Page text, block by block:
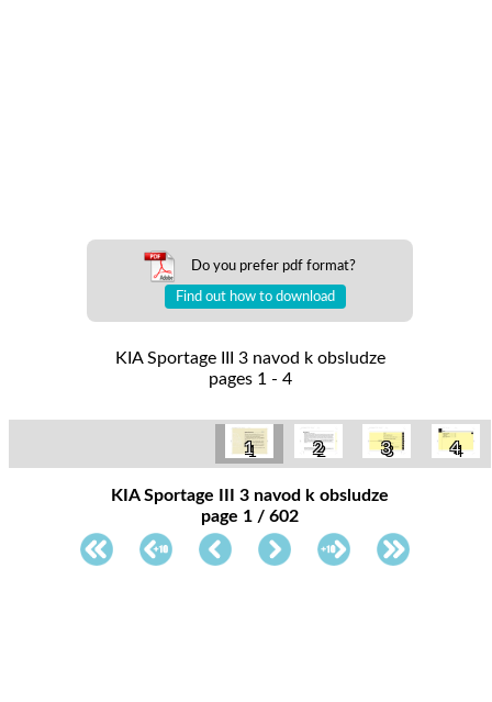
Do you prefer pdf format?
Find out how to download
KIA Sportage III 3 navod k obsludze
pages 1 - 4
1 2 3 4
KIA Sportage III 3 navod k obsludze
page 1 / 602